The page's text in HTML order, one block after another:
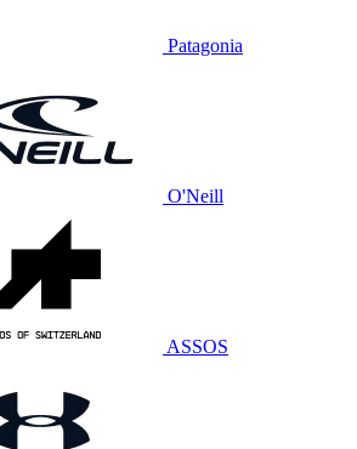
Patagonia
O'Neill
ASSOS